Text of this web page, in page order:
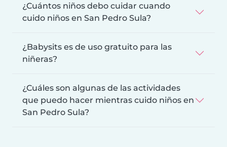
¿Cuántos niños debo cuidar cuando
cuido niños en San Pedro Sula?
¿Babysits es de uso gratuito para las
niñeras?
¿Cuáles son algunas de las actividades
que puedo hacer mientras cuido niños en
San Pedro Sula?